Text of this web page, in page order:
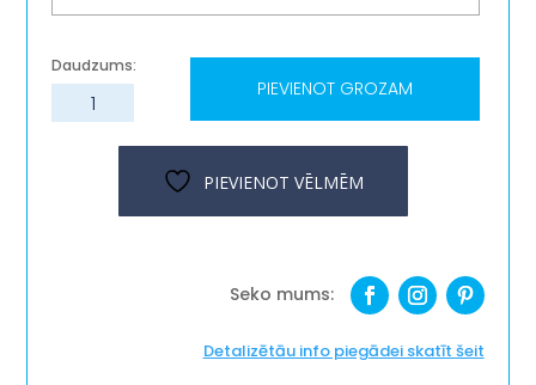
Ziemassvētku
dāvanu
komplekts
PIEVIENOT GROZAM
PIEVIENOT VĒLMĒM
Detalizētāu info piegādei skatīt šeit